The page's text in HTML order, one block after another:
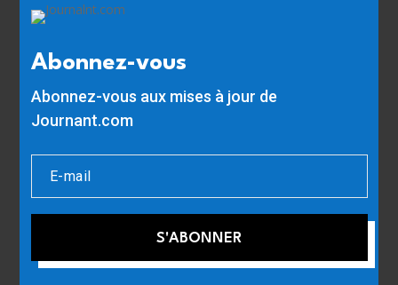
Abonnez-vous
Abonnez-vous aux mises à jour de
Journant.com
S'ABONNER